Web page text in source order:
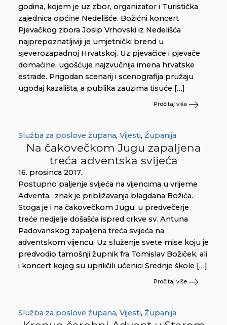
godina, kojem je uz zbor, organizator i Turistička
zajednica općine Nedelišće. Božićni koncert
Pjevačkog zbora Josip Vrhovski iz Nedelišća
najprepoznatljiviji je umjetnički brend u
sjeverozapadnoj Hrvatskoj. Uz pjevačice i pjevače
domaćine, ugošćuje najzvučnija imena hrvatske
estrade. Prigodan scenarij i scenografija pružaju
ugođaj kazališta, a publika zauzima tisuće […]
Pročitaj više
Služba za poslove župana, Vijesti, Županija
Na čakovečkom Jugu zapaljena
treća adventska svijeća
16. prosinca 2017.
Postupno paljenje svijeća na vijencima u vrijeme
Adventa, znak je približavanja blagdana Božića.
Stoga je i na čakovečkom Jugu, u predvečerje
treće nedjelje došašća ispred crkve sv. Antuna
Padovanskog zapaljena treća svijeća na
adventskom vijencu. Uz služenje svete mise koju je
predvodio tamošnji župnik fra Tomislav Božiček, ali
i koncert kojeg su upriličili učenici Srednje škole […]
Pročitaj više
Služba za poslove župana, Vijesti, Županija